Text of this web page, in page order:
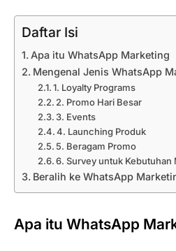
Daftar Isi
Apa itu WhatsApp Marketing
Mengenal Jenis WhatsApp
1. Loyalty Programs
2. Promo Hari Besar
3. Events
4. Launching Produk
5. Beragam Promo
6. Survey untuk Kebutuhan
Beralih ke WhatsApp
Apa itu WhatsApp